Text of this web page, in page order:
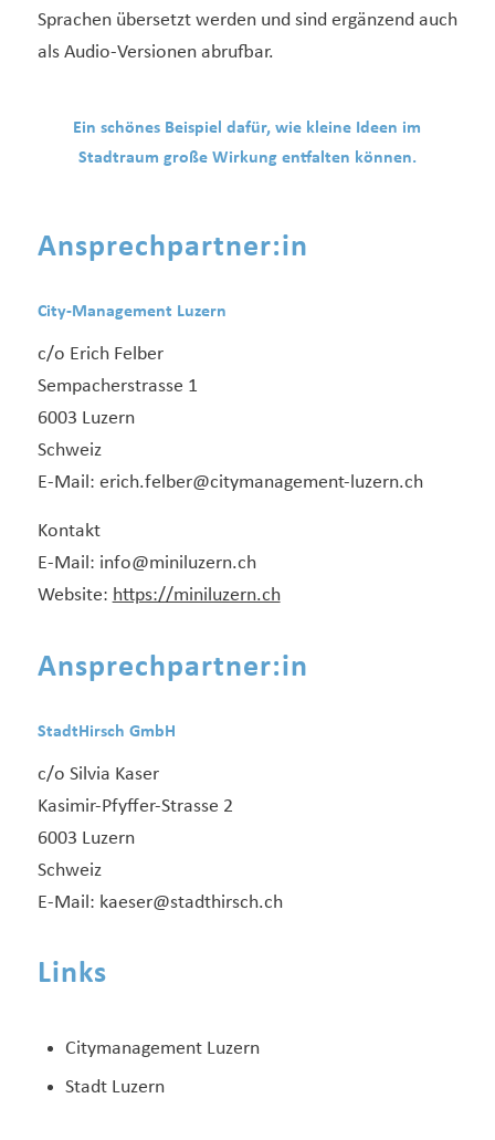
Sprachen übersetzt werden und sind ergänzend auch
als Audio-Versionen abrufbar.
Ein schönes Beispiel dafür, wie kleine Ideen im
Stadtraum große Wirkung entfalten können.
Ansprechpartner:in
City-Management Luzern
c/o Erich Felber
Sempacherstrasse 1
6003 Luzern
Schweiz
E-Mail: erich.felber@citymanagement-luzern.ch
Kontakt
E-Mail: info@miniluzern.ch
Website: https://miniluzern.ch
Ansprechpartner:in
StadtHirsch GmbH
c/o Silvia Kaser
Kasimir-Pfyffer-Strasse 2
6003 Luzern
Schweiz
E-Mail: kaeser@stadthirsch.ch
Links
Citymanagement Luzern
Stadt Luzern